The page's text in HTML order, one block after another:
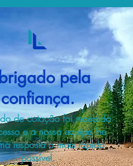
pela
confiança.
de cotação foi recebido
e a nossa equipe lhe
resposta o mais rápido
possível.